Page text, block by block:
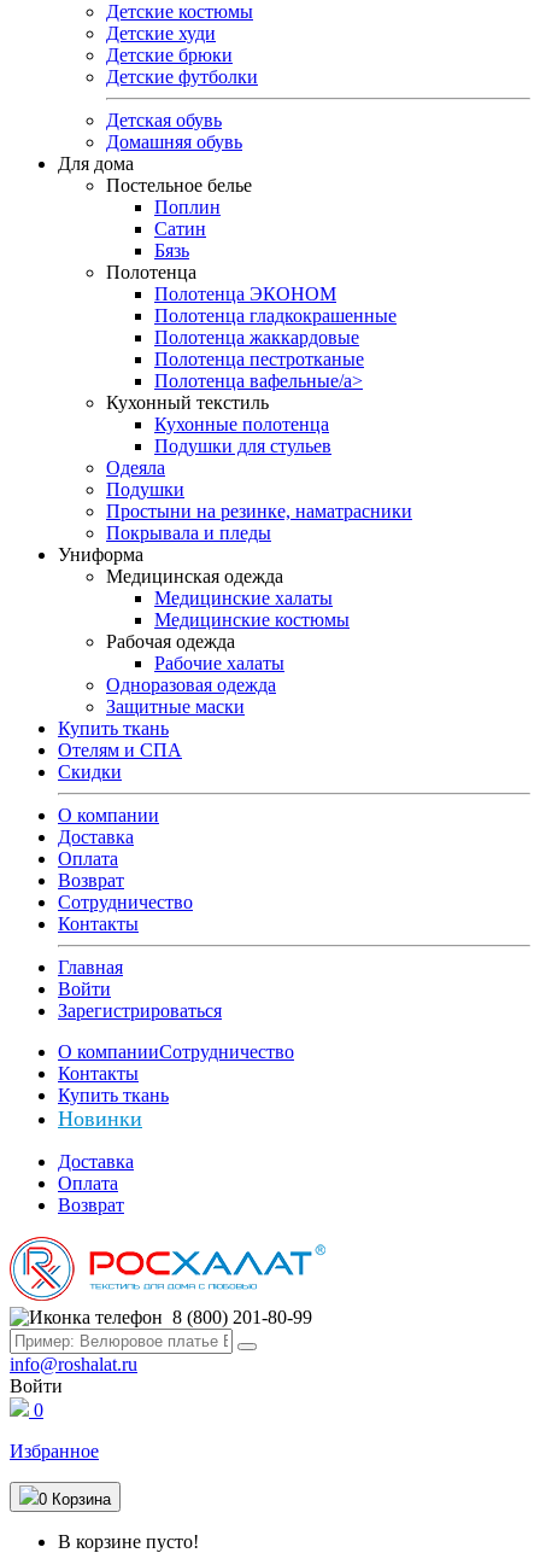
Детские костюмы
Детские худи
Детские брюки
Детские футболки
Детская обувь
Домашняя обувь
Для дома
Постельное белье
Поплин
Сатин
Бязь
Полотенца
Полотенца ЭКОНОМ
Полотенца гладкокрашенные
Полотенца жаккардовые
Полотенца пестротканые
Полотенца вафельные/a>
Кухонный текстиль
Кухонные полотенца
Подушки для стульев
Одеяла
Подушки
Простыни на резинке, наматрасники
Покрывала и пледы
Униформа
Медицинская одежда
Медицинские халаты
Медицинские костюмы
Рабочая одежда
Рабочие халаты
Одноразовая одежда
Защитные маски
Купить ткань
Отелям и СПА
Скидки
О компании
Доставка
Оплата
Возврат
Сотрудничество
Контакты
Главная
Войти
Зарегистрироваться
О компанииСотрудничество
Контакты
Купить ткань
Новинки
Доставка
Оплата
Возврат
8 (800) 201-80-99
info@roshalat.ru
Войти
0
Избранное
0 Корзина
В корзине пусто!